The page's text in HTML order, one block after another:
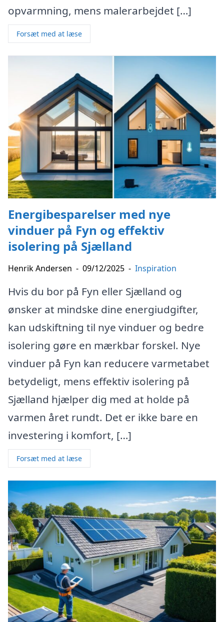
opvarmning, mens malerarbejdet […]
Forsæt med at læse
Energibesparelser med nye
vinduer på Fyn og effektiv
isolering på Sjælland
Henrik Andersen - 09/12/2025 - Inspiration
Hvis du bor på Fyn eller Sjælland og
ønsker at mindske dine energiudgifter,
kan udskiftning til nye vinduer og bedre
isolering gøre en mærkbar forskel. Nye
vinduer på Fyn kan reducere varmetabet
betydeligt, mens effektiv isolering på
Sjælland hjælper dig med at holde på
varmen året rundt. Det er ikke bare en
investering i komfort, […]
Forsæt med at læse